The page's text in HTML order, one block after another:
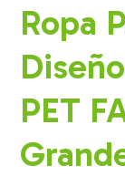
Ropa
PET